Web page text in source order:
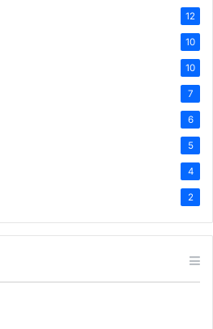
12
10
10
7
6
5
4
2